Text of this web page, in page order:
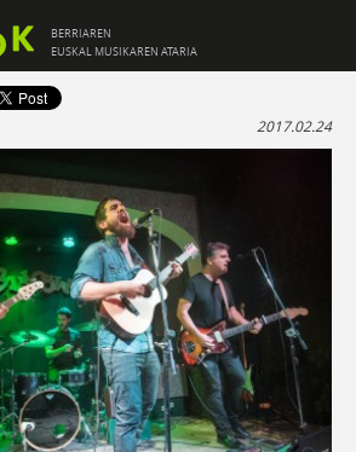
BERRIAREN
EUSKAL MUSIKAREN ATARIA
2017.02.24